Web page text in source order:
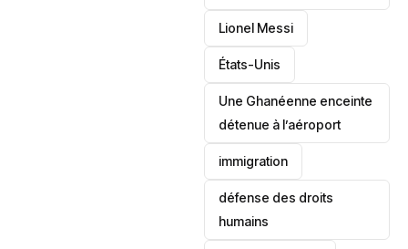
Lionel Messi
‎États-Unis
Une Ghanéenne enceinte
détenue à l’aéroport
immigration
défense des droits
humains